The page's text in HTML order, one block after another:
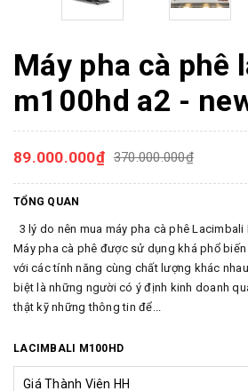
Máy pha cà phê
m100hd a2 -
89.000.000₫ 370.000.000₫
TỔNG QUAN
3 lý do nên mua máy pha cà phê Lacimbali
Máy pha cà phê được sử dụng khá phổ
với các tính năng cùng chất lượng khác
biệt là những người có ý định kinh doanh
thật kỹ những thông tin để...
LACIMBALI M100HD